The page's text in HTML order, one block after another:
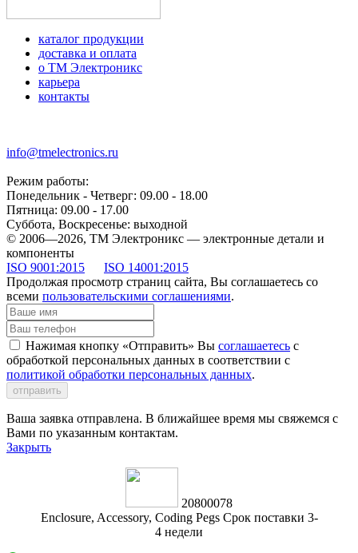
каталог продукции
доставка и оплата
о ТМ Электроникс
карьера
контакты
info@tmelectronics.ru
Режим работы:
Понедельник - Четверг: 09.00 - 18.00
Пятница: 09.00 - 17.00
Суббота, Воскресенье: выходной
© 2006—2026, ТМ Электроникс — электронные детали и
компоненты
ISO 9001:2015
ISO 14001:2015
Продолжая просмотр страниц сайта, Вы соглашаетесь со
всеми пользовательскими соглашениями.
Нажимая кнопку «Отправить» Вы соглашаетесь с
обработкой персональных данных в соответствии с
политикой обработки персональных данных.
отправить
Ваша заявка отправлена. В ближайшее время мы свяжемся с
Вами по указанным контактам.
Закрыть
20800078
Enclosure, Accessory, Coding Pegs Срок поставки 3-
4 недели